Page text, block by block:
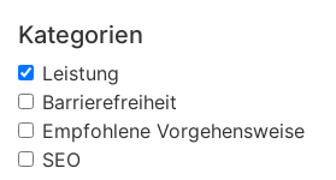
Kategorien
Leistung
Barrierefreiheit
Empfohlene Vorgehensweise
SEO